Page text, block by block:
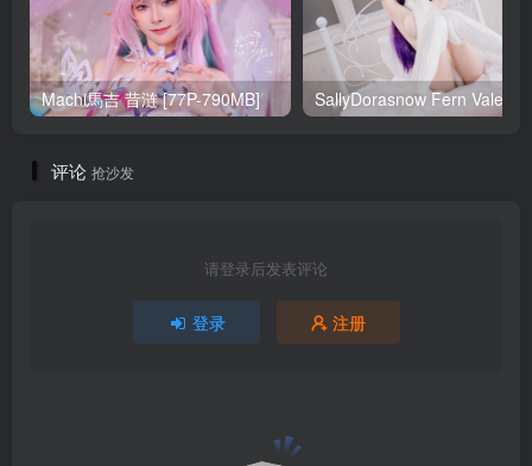
Machi馬吉 昔涟 [77P-790MB]
评论 抢沙发
请登录后发表评论
登录 注册